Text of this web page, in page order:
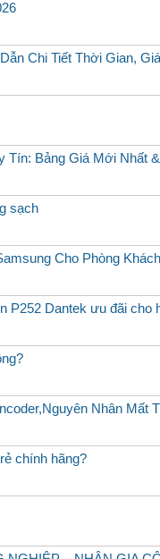
Chi Tiết Thời Gian,
Tín: Bảng Giá Mới Nhất
sạch
Cho Phòng Khách
P252 Dantek ưu đãi cho
Nhân Mất
chính hãng?